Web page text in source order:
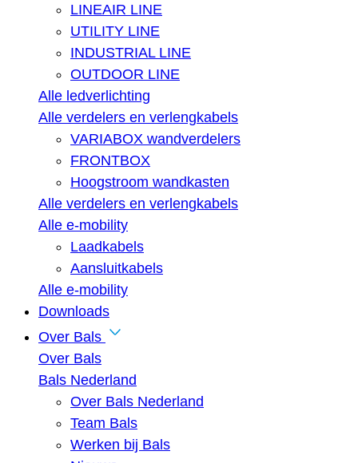
LINEAIR LINE
UTILITY LINE
INDUSTRIAL LINE
OUTDOOR LINE
Alle ledverlichting
Alle verdelers en verlengkabels
VARIABOX wandverdelers
FRONTBOX
Hoogstroom wandkasten
Alle verdelers en verlengkabels
Alle e-mobility
Laadkabels
Aansluitkabels
Alle e-mobility
Downloads
Over Bals
Over Bals
Bals Nederland
Over Bals Nederland
Team Bals
Werken bij Bals